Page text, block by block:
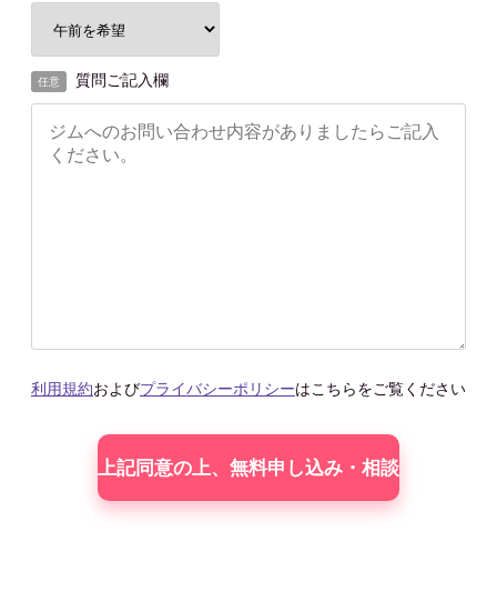
任意 質問ご記入欄
利用規約およびプライバシーポリシーはこちらをご覧ください